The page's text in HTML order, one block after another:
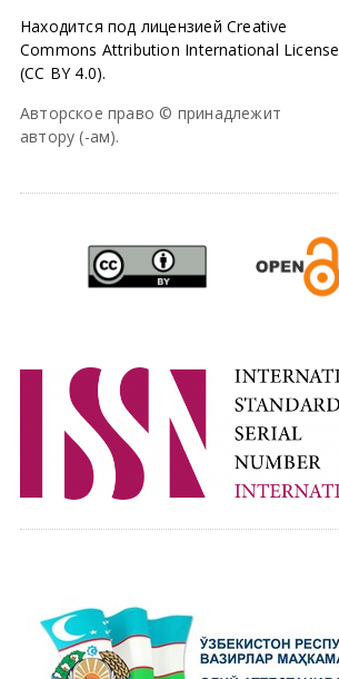
Находится под лицензией Creative
Commons Attribution International License
(CC BY 4.0).
Авторское право © принадлежит
автору (-ам).